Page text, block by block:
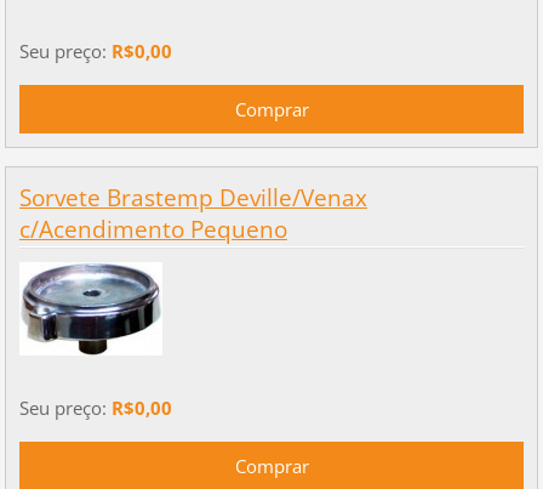
Seu preço: R$0,00
Sorvete Brastemp Deville/Venax
c/Acendimento Pequeno
Seu preço: R$0,00